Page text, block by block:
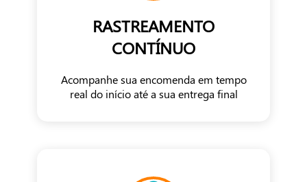
RASTREAMENTO
CONTÍNUO
Acompanhe sua encomenda em tempo
real do início até a sua entrega final